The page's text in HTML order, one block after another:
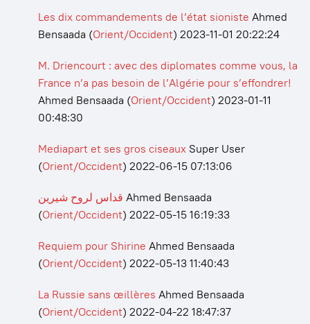
Les dix commandements de l’état sioniste Ahmed
Bensaada (Orient/Occident) 2023-11-01 20:22:24
M. Driencourt : avec des diplomates comme vous, la
France n’a pas besoin de l’Algérie pour s’effondrer!
Ahmed Bensaada (Orient/Occident) 2023-01-11
00:48:30
Mediapart et ses gros ciseaux Super User
(Orient/Occident) 2022-06-15 07:13:06
قداس لروح شيرين Ahmed Bensaada
(Orient/Occident) 2022-05-15 16:19:33
Requiem pour Shirine Ahmed Bensaada
(Orient/Occident) 2022-05-13 11:40:43
La Russie sans œillères Ahmed Bensaada
(Orient/Occident) 2022-04-22 18:47:37